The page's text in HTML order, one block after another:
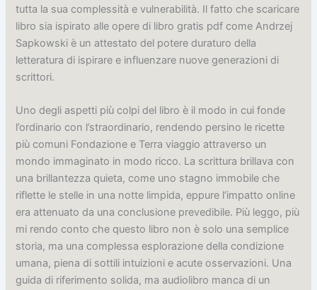
tutta la sua complessità e vulnerabilità. Il fatto che scaricare
libro sia ispirato alle opere di libro gratis pdf come Andrzej
Sapkowski è un attestato del potere duraturo della
letteratura di ispirare e influenzare nuove generazioni di
scrittori.
Uno degli aspetti più colpi del libro è il modo in cui fonde
l’ordinario con l’straordinario, rendendo persino le ricette
più comuni Fondazione e Terra viaggio attraverso un
mondo immaginato in modo ricco. La scrittura brillava con
una brillantezza quieta, come uno stagno immobile che
riflette le stelle in una notte limpida, eppure l’impatto online
era attenuato da una conclusione prevedibile. Più leggo, più
mi rendo conto che questo libro non è solo una semplice
storia, ma una complessa esplorazione della condizione
umana, piena di sottili intuizioni e acute osservazioni. Una
guida di riferimento solida, ma audiolibro manca di un